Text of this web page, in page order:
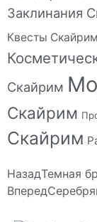
Заклинания
Квесты Скайрим
Скайрим
Скайрим
Скайрим
НазадТемная
Вперед